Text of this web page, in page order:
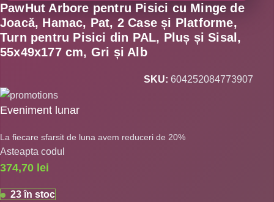
PawHut Arbore pentru Pisici cu Minge de
Joacă, Hamac, Pat, 2 Case și Platforme,
Turn pentru Pisici din PAL, Pluș și Sisal,
55x49x177 cm, Gri și Alb
SKU:604252084773907
Eveniment lunar
La fiecare sfarsit de luna avem reduceri de 20%
Asteapta codul
374,70 lei
23 în stoc